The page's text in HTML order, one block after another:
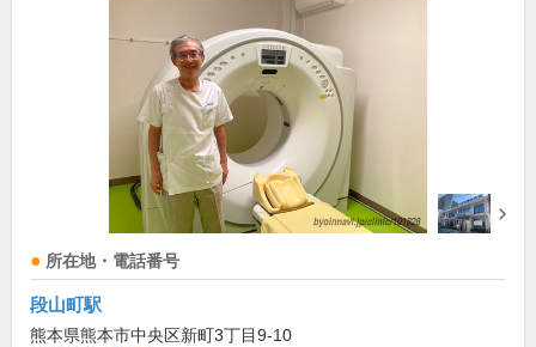
所在地・電話番号
段山町駅
熊本県熊本市中央区新町3丁目9-10